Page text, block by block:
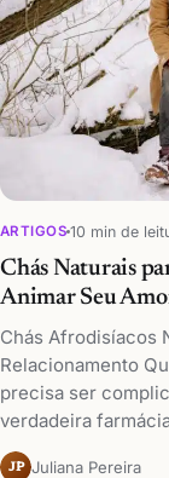
ARTIGOS 10 min de
Chás Naturais
Animar Seu
Chás Afrodisíacos
Relacionamento
precisa ser
verdadeira
JP Juliana Pereira